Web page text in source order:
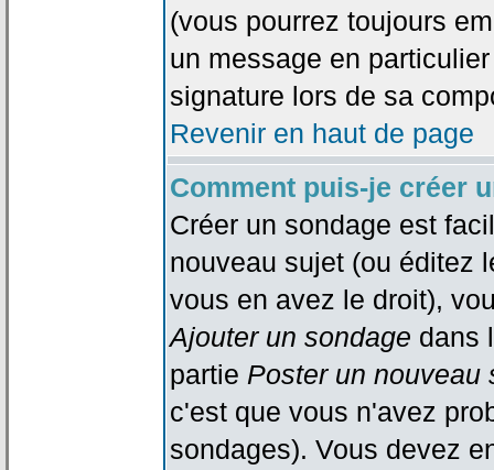
(vous pourrez toujours
un message en
signature lors de sa
Revenir en haut de page
Comment puis-je créer
Créer un sondage est
nouveau sujet (ou éditez
vous en avez le droit),
Ajouter un sondage dans
partie Poster un nouveau
c'est que vous n'avez
sondages). Vous devez